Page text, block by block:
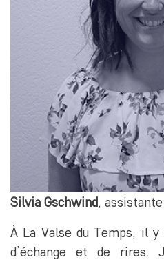
Silvia Gschwind,
À La Valse du Temps, il y
d’échange et de rires.